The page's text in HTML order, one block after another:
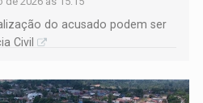
do acusado podem ser
Civil